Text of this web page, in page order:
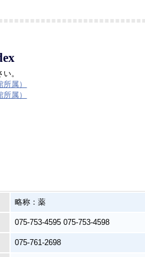
。
属）
属）
略称：薬
075-753-4595 075-753-4598
075-761-2698